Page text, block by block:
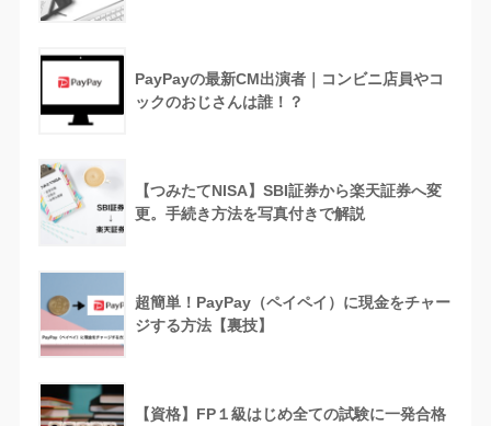
PayPayの最新CM出演者｜コンビニ店員やコ
ックのおじさんは誰！？
【つみたてNISA】SBI証券から楽天証券へ変
更。手続き方法を写真付きで解説
超簡単！PayPay（ペイペイ）に現金をチャー
ジする方法【裏技】
【資格】FP１級はじめ全ての試験に一発合格